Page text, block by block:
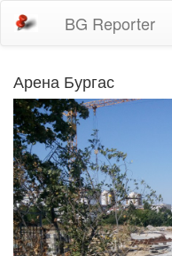
BG Reporter
Арена Бургас